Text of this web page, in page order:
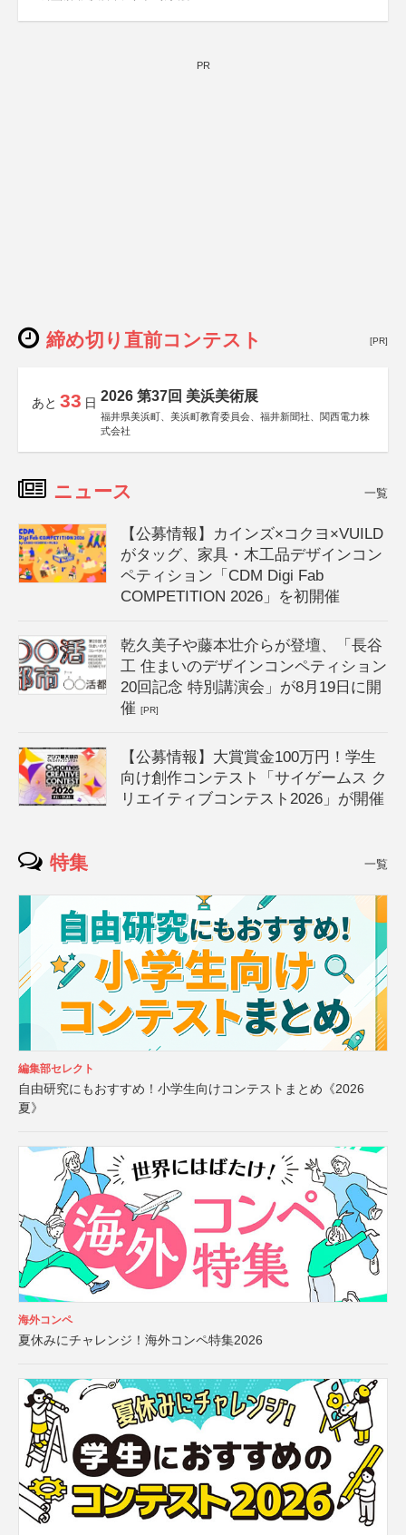
PR
締め切り直前コンテスト [PR]
あと 33 日 2026 第37回 美浜美術展
福井県美浜町、美浜町教育委員会、福井新聞社、関西電力株
式会社
ニュース 一覧
【公募情報】カインズ×コクヨ×VUILD
がタッグ、家具・木工品デザインコン
ペティション「CDM Digi Fab
COMPETITION 2026」を初開催
乾久美子や藤本壮介らが登壇、「長谷
工 住まいのデザインコンペティション
20回記念 特別講演会」が8月19日に開
催[PR]
【公募情報】大賞賞金100万円！学生
向け創作コンテスト「サイゲームス ク
リエイティブコンテスト2026」が開催
特集 一覧
編集部セレクト
自由研究にもおすすめ！小学生向けコンテストまとめ《2026
夏》
海外コンペ
夏休みにチャレンジ！海外コンペ特集2026